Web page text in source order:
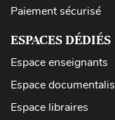
Paiement sécurisé
ESPACES DÉDIÉS
Espace enseignants
Espace
Espace libraires